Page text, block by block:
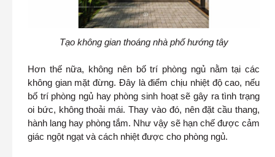
Tạo không gian thoáng nhà phố hướng tây
Hơn thế nữa, không nên bố trí phòng ngủ nằm tại các
không gian mặt đừng. Đây là điểm chịu nhiệt độ cao, nếu
bố trí phòng ngủ hay phòng sinh hoạt sẽ gây ra tình trạng
oi bức, không thoải mái. Thay vào đó, nên đặt cầu thang,
hành lang hay phòng tắm. Như vậy sẽ hạn chế được cảm
giác ngột ngạt và cách nhiệt được cho phòng ngủ.